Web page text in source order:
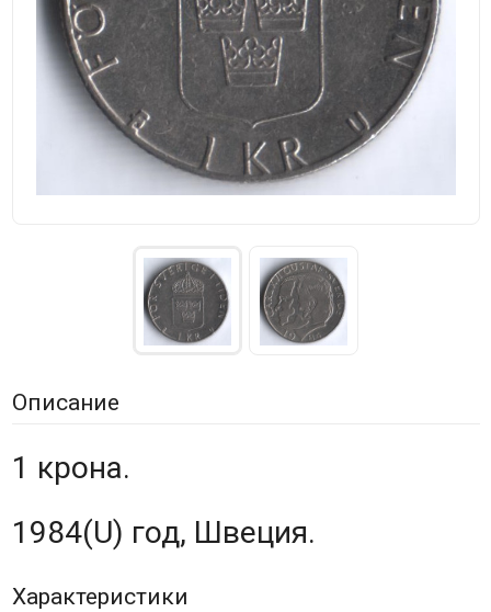
Описание
1 крона.
1984(U) год, Швеция.
Характеристики